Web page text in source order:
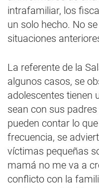
intrafamiliar, los
un solo hecho. No
situaciones
La referente de la
algunos casos, se
adolescentes tienen
sean con sus
pueden contar lo
frecuencia, se
víctimas pequeñas
mamá no me va a
conflicto con la